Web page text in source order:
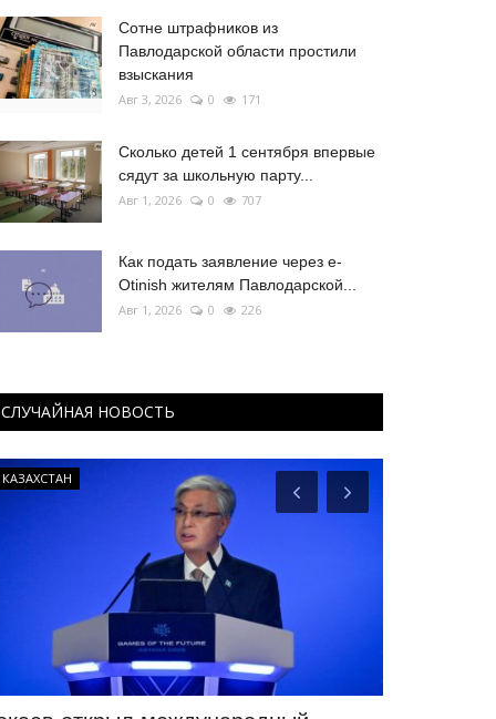
Сотне штрафников из
Павлодарской области простили
взыскания
Авг 3, 2026 0 171
Сколько детей 1 сентября впервые
сядут за школьную парту...
Авг 1, 2026 0 707
Как подать заявление через e-
Otinish жителям Павлодарской...
Авг 1, 2026 0 226
СЛУЧАЙНАЯ НОВОСТЬ
КАЗАХСТАН